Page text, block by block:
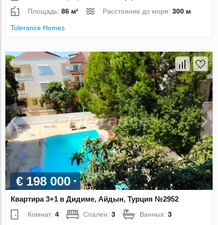
Площадь:86 м² Расстояние до моря:300 м
Tolerance Homes
€ 198 000
Квартира 3+1 в Дидиме, Айдын, Турция №2952
Комнат:4 Спален:3 Ванных:3